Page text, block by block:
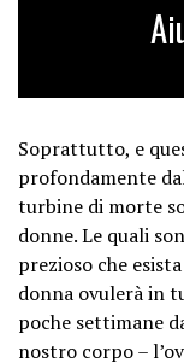
Soprattutto, e
profondamente
turbine di morte
donne. Le quali
prezioso che
donna ovulerà in
poche settimane
nostro corpo –